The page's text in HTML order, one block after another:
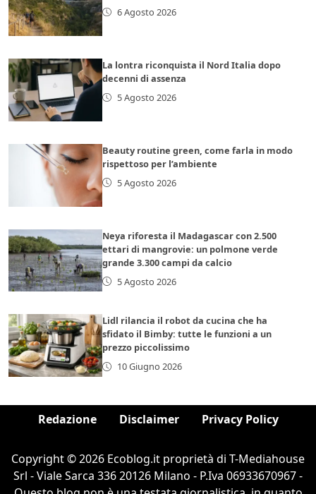
6 Agosto 2026
La lontra riconquista il Nord Italia dopo
decenni di assenza
5 Agosto 2026
Beauty routine green, come farla in modo
rispettoso per l’ambiente
5 Agosto 2026
Neya riforesta il Madagascar con 2.500
ettari di mangrovie: un polmone verde
grande 3.300 campi da calcio
5 Agosto 2026
Lidl rilancia il robot da cucina che ha
sfidato il Bimby: tutte le funzioni a un
prezzo piccolissimo
10 Giugno 2026
Redazione Disclaimer Privacy Policy
Copyright © 2026 Ecoblog.it proprietà di T-Mediahouse
Srl - Viale Sarca 336 20126 Milano - P.Iva 06933670967 -